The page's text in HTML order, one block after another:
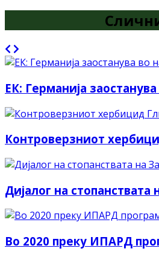
ЕК: Германија
Контроверзниот
Дијалог на
Во 2020 преку ИПАРД